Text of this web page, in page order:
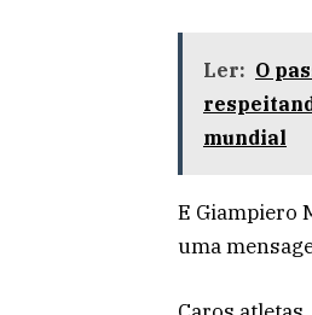
Ler: O
mundial
E Giampiero
uma